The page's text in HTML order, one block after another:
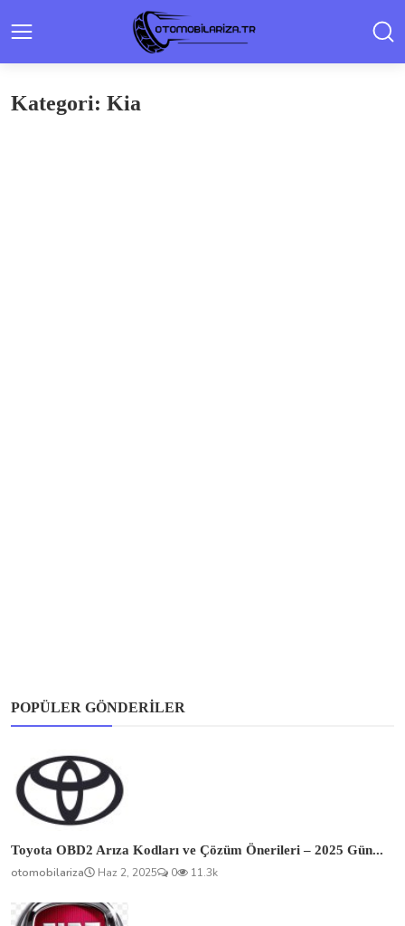
Kategori: Kia
POPÜLER GÖNDERILER
Toyota OBD2 Arıza Kodları ve Çözüm Önerileri – 2025 Gün...
otomobilariza
Haz 2, 2025 0 11.3k